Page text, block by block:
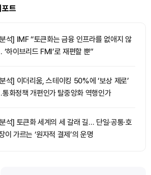
포트
석] IMF “토큰화는 금융 인프라를 없애지 않
‘하이브리드 FMI’로 재편할 뿐”
석] 이더리움, 스테이킹 50%에 ‘보상 제로’
화정책 개편인가 탈중앙화 역행인가
석] 토큰화 세계의 세 갈래 길… 단일·공통·호
이 가르는 ‘원자적 결제’의 운명